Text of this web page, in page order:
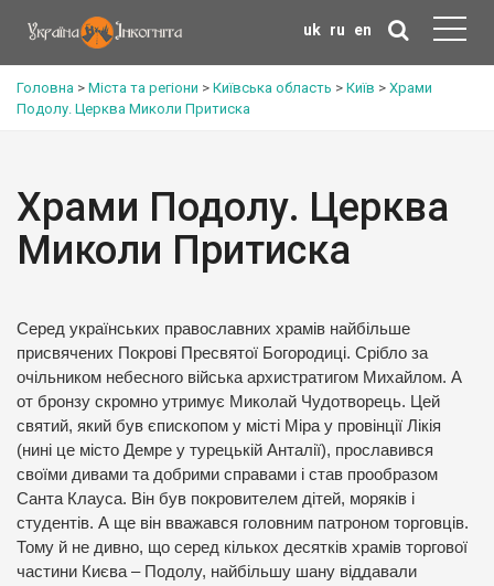
uk ru en
Головна > Міста та регіони > Київська область > Київ > Храми
Подолу. Церква Миколи Притиска
Храми Подолу. Церква
Миколи Притиска
Серед українських православних храмів найбільше
присвячених Покрові Пресвятої Богородиці. Срібло за
очільником небесного війська архистратигом Михайлом. А
от бронзу скромно утримує Миколай Чудотворець. Цей
святий, який був єпископом у місті Міра у провінції Лікія
(нині це місто Демре у турецькій Анталії), прославився
своїми дивами та добрими справами і став прообразом
Санта Клауса. Він був покровителем дітей, моряків і
студентів. А ще він вважався головним патроном торговців.
Тому й не дивно, що серед кількох десятків храмів торгової
частини Києва – Подолу, найбільшу шану віддавали